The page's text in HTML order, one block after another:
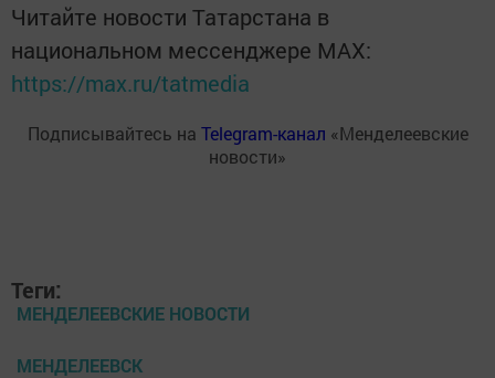
Читайте новости Татарстана в
национальном мессенджере MАХ:
https://max.ru/tatmedia
Подписывайтесь на Telegram-канал «Менделеевские
новости»
Теги:
МЕНДЕЛЕЕВСКИЕ НОВОСТИ
МЕНДЕЛЕЕВСК